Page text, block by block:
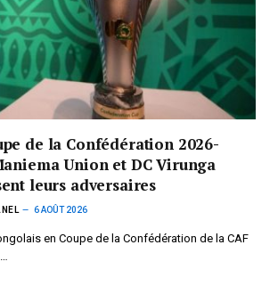
de la Confédération 2026-
Union et DC Virunga
leurs adversaires
6 AOÛT 2026
en Coupe de la Confédération de la CAF